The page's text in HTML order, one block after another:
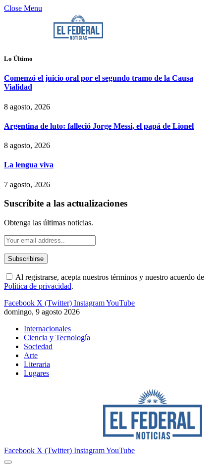
Close Menu
Lo Último
Comenzó el juicio oral por el segundo tramo de la Causa
Vialidad
8 agosto, 2026
Argentina de luto: falleció Jorge Messi, el papá de Lionel
8 agosto, 2026
La lengua viva
7 agosto, 2026
Suscríbite a las actualizaciones
Obtenga las últimas noticias.
Al registrarse, acepta nuestros términos y nuestro acuerdo de
Política de privacidad.
Facebook X (Twitter) InstagramYouTube
domingo, 9 agosto 2026
Internacionales
Ciencia y Tecnología
Sociedad
Arte
Literaria
Lugares
Facebook X (Twitter) InstagramYouTube